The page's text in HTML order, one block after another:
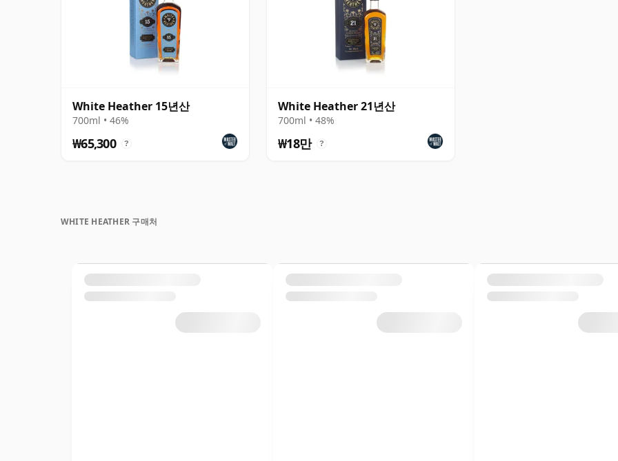
White Heather 15년산
700ml • 46%
₩65,300 ?
White Heather 21년산
700ml • 48%
₩18만 ?
WHITE HEATHER 구매처